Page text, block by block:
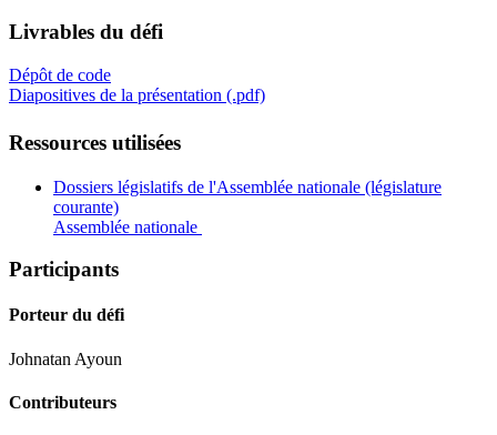
Livrables du défi
Dépôt de code
Diapositives de la présentation (.pdf)
Ressources utilisées
Dossiers législatifs de l'Assemblée nationale (législature
courante)
Assemblée nationale
Participants
Porteur du défi
Johnatan Ayoun
Contributeurs